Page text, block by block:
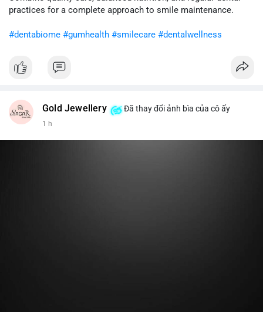
cân nhắc giảm tỷ trọng đòn bẩy và chờ xu hướng rõ ràng trước
practices for a complete approach to smile maintenance.
#dentabiome #gumhealth #smilecare #dentalwellness
Gold Jewellery Đã thay đổi ảnh bìa của cô ấy
1 h